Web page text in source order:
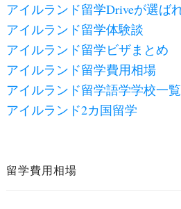
アイルランド留学Driveが選ば
アイルランド留学体験談
アイルランド留学ビザまとめ
アイルランド留学費用相場
アイルランド留学語学学校一覧
アイルランド2カ国留学
留学費用相場